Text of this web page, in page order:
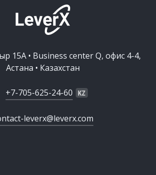
15А • Business center Q, офис 4-4,
Астана • Казахстан
+7-705-625-24-60
leverx@leverx.com